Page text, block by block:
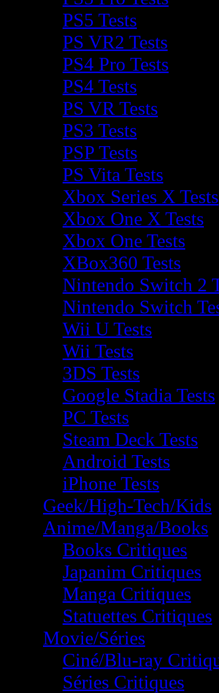
PS5 Tests
PS VR2 Tests
PS4 Pro Tests
PS4 Tests
PS VR Tests
PS3 Tests
PSP Tests
PS Vita Tests
Xbox Series X Tests
Xbox One X Tests
Xbox One Tests
XBox360 Tests
Nintendo Switch 2
Nintendo Switch
Wii U Tests
Wii Tests
3DS Tests
Google Stadia Tests
PC Tests
Steam Deck Tests
Android Tests
iPhone Tests
Geek/High-Tech/Kids
Anime/Manga/Books
Books Critiques
Japanim Critiques
Manga Critiques
Statuettes Critiques
Movie/Séries
Ciné/Blu-ray
Séries Critiques